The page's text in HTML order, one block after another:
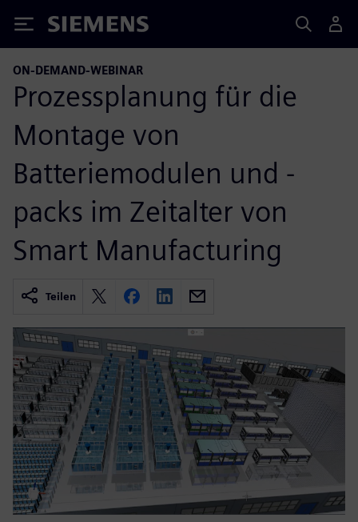
Siemens
ON-DEMAND-WEBINAR
Prozessplanung für die
Montage von
Batteriemodulen und -
packs im Zeitalter von
Smart Manufacturing
Teilen